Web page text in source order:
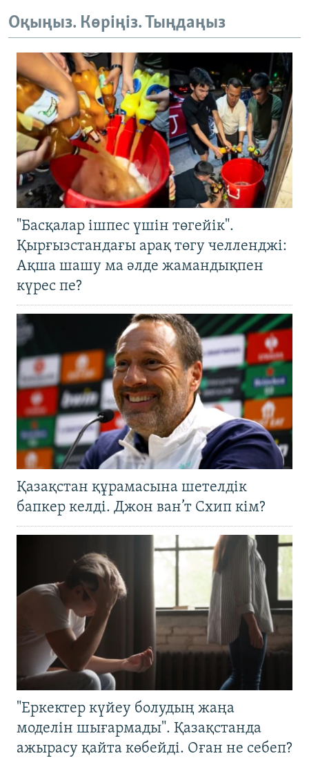
Оқыңыз. Көріңіз. Тыңдаңыз
"Басқалар ішпес үшін төгейік".
Қырғызстандағы арақ төгу челленджі:
Ақша шашу ма әлде жамандықпен
күрес пе?
Қазақстан құрамасына шетелдік
бапкер келді. Джон ван’т Схип кім?
"Еркектер күйеу болудың жаңа
моделін шығармады". Қазақстанда
ажырасу қайта көбейді. Оған не себеп?